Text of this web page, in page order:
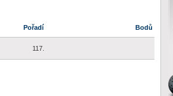
Pořadí Bodů
117.